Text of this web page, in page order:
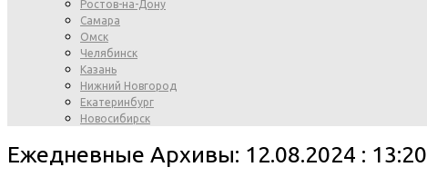
Ростов-на-Дону
Самара
Омск
Челябинск
Казань
Нижний Новгород
Екатеринбург
Новосибирск
Ежедневные Архивы: 12.08.2024 : 13:20